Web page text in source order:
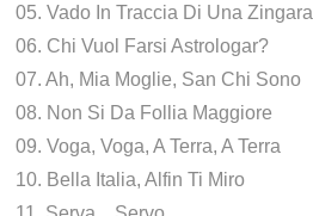
05. Vado In Traccia Di Una Zingara
06. Chi Vuol Farsi Astrologar?
07. Ah, Mia Moglie, San Chi Sono
08. Non Si Da Follia Maggiore
09. Voga, Voga, A Terra, A Terra
10. Bella Italia, Alfin Ti Miro